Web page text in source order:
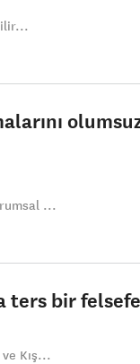
...
ters bir
Kış...